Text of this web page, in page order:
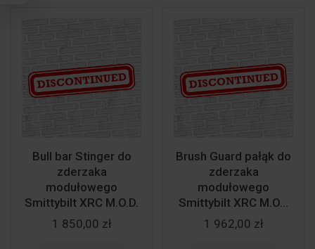
Bull bar Stinger do
zderzaka
modułowego
Smittybilt XRC M.O.D.
1 850,00 zł
Brush Guard pałąk do
zderzaka
modułowego
Smittybilt XRC M.O...
1 962,00 zł